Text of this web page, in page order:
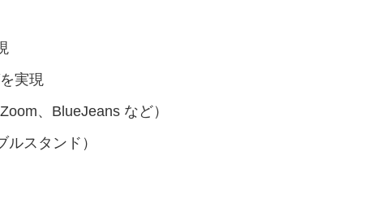
実現
、BlueJeans など）
スタンド）